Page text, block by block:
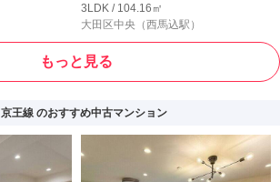
3LDK / 104.16㎡
大田区中央 （西馬込駅）
もっと見る
京王線のおすすめ中古マンション